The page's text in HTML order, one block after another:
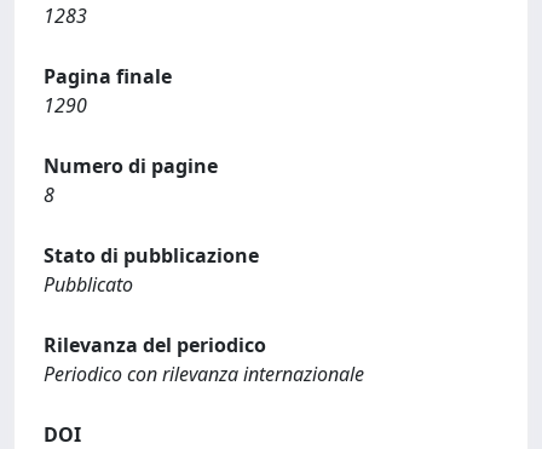
1283
Pagina finale
1290
Numero di pagine
8
Stato di pubblicazione
Pubblicato
Rilevanza del periodico
Periodico con rilevanza internazionale
DOI